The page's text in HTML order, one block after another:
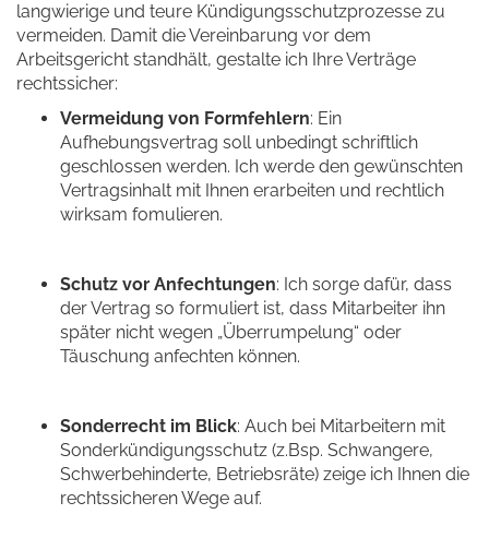
langwierige und teure Kündigungsschutzprozesse zu
vermeiden. Damit die Vereinbarung vor dem
Arbeitsgericht standhält, gestalte ich Ihre Verträge
rechtssicher:
Vermeidung von Formfehlern: Ein
Aufhebungsvertrag soll unbedingt schriftlich
geschlossen werden. Ich werde den gewünschten
Vertragsinhalt mit Ihnen erarbeiten und rechtlich
wirksam fomulieren.
Schutz vor Anfechtungen: Ich sorge dafür, dass
der Vertrag so formuliert ist, dass Mitarbeiter ihn
später nicht wegen „Überrumpelung“ oder
Täuschung anfechten können.
Sonderrecht im Blick: Auch bei Mitarbeitern mit
Sonderkündigungsschutz (z.Bsp. Schwangere,
Schwerbehinderte, Betriebsräte) zeige ich Ihnen die
rechtssicheren Wege auf.